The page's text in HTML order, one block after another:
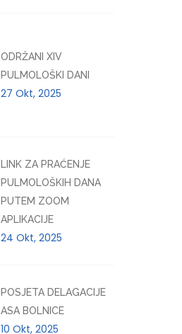
ODRŽANI XIV
PULMOLOŠKI DANI
27 Okt, 2025
LINK ZA PRAĆENJE
PULMOLOŠKIH DANA
PUTEM ZOOM
APLIKACIJE
24 Okt, 2025
POSJETA DELAGACIJE
ASA BOLNICE
10 Okt, 2025